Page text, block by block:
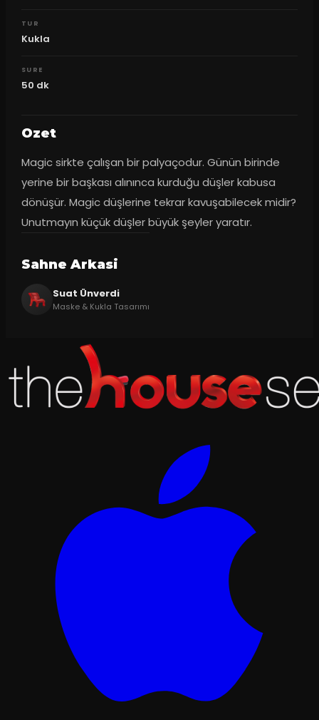
TUR
Kukla
SURE
50 dk
Ozet
Magic sirkte çalışan bir palyaçodur. Günün birinde
yerine bir başkası alınınca kurduğu düşler kabusa
dönüşür. Magic düşlerine tekrar kavuşabilecek midir?
Unutmayın küçük düşler büyük şeyler yaratır.
Sahne Arkasi
Suat Ünverdi
Maske & Kukla Tasarımı